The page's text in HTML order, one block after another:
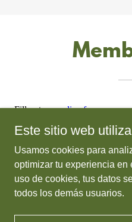
Copyright © 2025 RSVGM -
Este sitio web
Usamos cookies para
optimizar tu experiencia en
uso de cookies, tus datos
todos los demás usuarios.